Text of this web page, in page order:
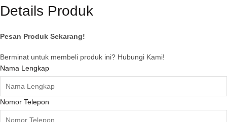
Details Produk
Pesan Produk Sekarang!
Berminat untuk membeli produk ini? Hubungi Kami!
Nama Lengkap
Nomor Telepon